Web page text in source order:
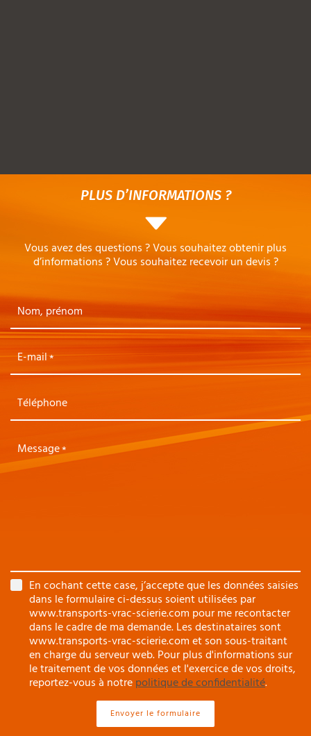
PLUS D’INFORMATIONS ?
Vous avez des questions ? Vous souhaitez obtenir plus
d’informations ? Vous souhaitez recevoir un devis ?
Nom, prénom
E-mail
Téléphone
Message
En cochant cette case, j’accepte que les données saisies
dans le formulaire ci-dessus soient utilisées par
www.transports-vrac-scierie.com pour me recontacter
dans le cadre de ma demande. Les destinataires sont
www.transports-vrac-scierie.com et son sous-traitant
en charge du serveur web. Pour plus d'informations sur
le traitement de vos données et l'exercice de vos droits,
reportez-vous à notrepolitique de confidentialité.
Envoyer le formulaire